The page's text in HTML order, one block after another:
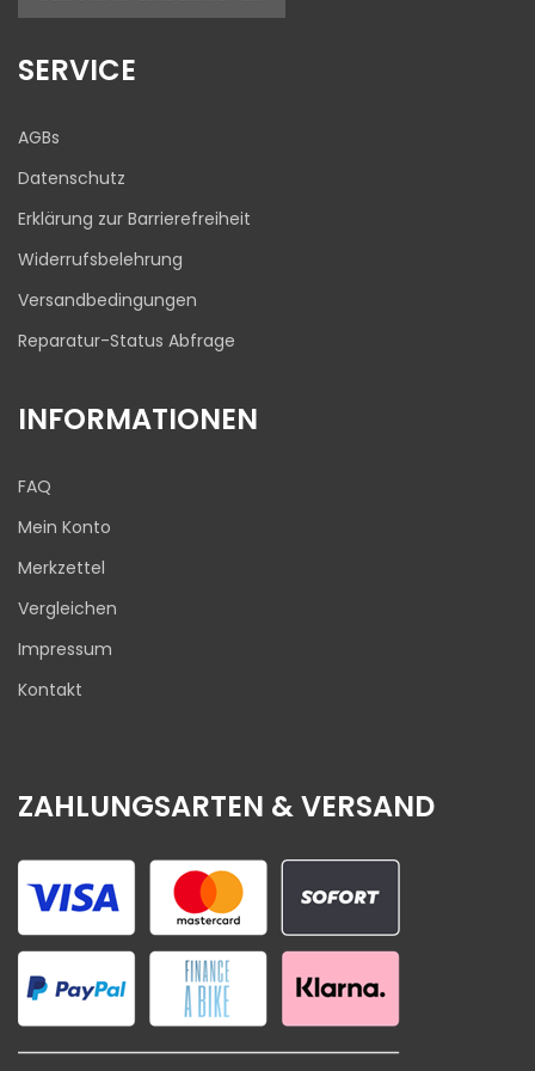
Bewertungen von
1
anderen Quelle
SERVICE
AGBs
Datenschutz
Erklärung zur Barrierefreiheit
Widerrufsbelehrung
Versandbedingungen
Reparatur-Status Abfrage
INFORMATIONEN
FAQ
Mein Konto
Merkzettel
Vergleichen
Impressum
Kontakt
ZAHLUNGSARTEN & VERSAND